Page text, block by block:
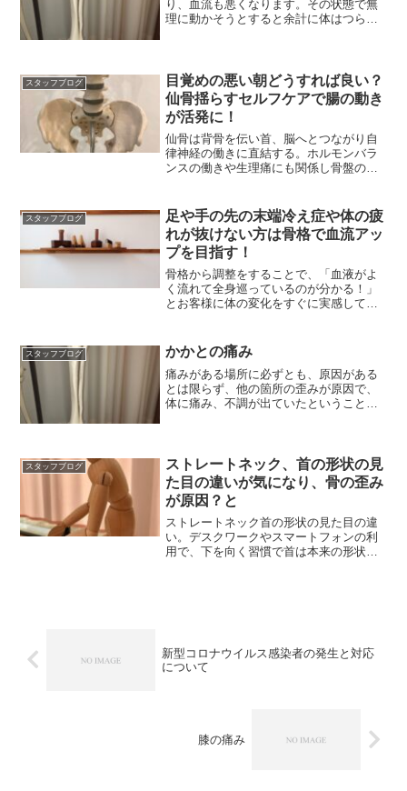
り、血流も悪くなります。その状態で無
理に動かそうとすると余計に体はつらく
スタッフブログ
目覚めの悪い朝どうすれば良い？
仙骨揺らすセルフケアで腸の動き
が活発に！
仙骨は背骨を伝い首、脳へとつながり自
律神経の働きに直結する。ホルモンバラ
ンスの働きや生理痛にも関係し骨盤の歪
スタッフブログ
足や手の先の末端冷え症や体の疲
れが抜けない方は骨格で血流アッ
プを目指す！
骨格から調整をすることで、「血液がよ
く流れて全身巡っているのが分かる！」
とお客様に体の変化をすぐに実感して頂
スタッフブログ かかとの痛み
痛みがある場所に必ずとも、原因がある
とは限らず、他の箇所の歪みが原因で、
体に痛み、不調が出ていたということも
スタッフブログ
ストレートネック、首の形状の見
た目の違いが気になり、骨の歪み
が原因？と
ストレートネック首の形状の見た目の違
い。デスクワークやスマートフォンの利
用で、下を向く習慣で首は本来の形状よ
新型コロナウイルス感染者の発生と対応
について
膝の痛み